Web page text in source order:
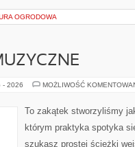
OGRODOWA
- 2026 MOŻLIWOŚĆ
To zakątek stworzyliśmy
którym praktyka spotyka
szukasz prostej ścieżki